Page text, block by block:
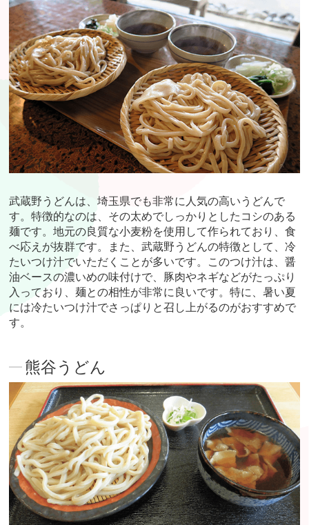
武蔵野うどんは、埼玉県でも非常に人気の高いうどんで
す。特徴的なのは、その太めでしっかりとしたコシのある
麺です。地元の良質な小麦粉を使用して作られており、食
べ応えが抜群です。また、武蔵野うどんの特徴として、冷
たいつけ汁でいただくことが多いです。このつけ汁は、醤
油ベースの濃いめの味付けで、豚肉やネギなどがたっぷり
入っており、麺との相性が非常に良いです。特に、暑い夏
には冷たいつけ汁でさっぱりと召し上がるのがおすすめで
す。
熊谷うどん